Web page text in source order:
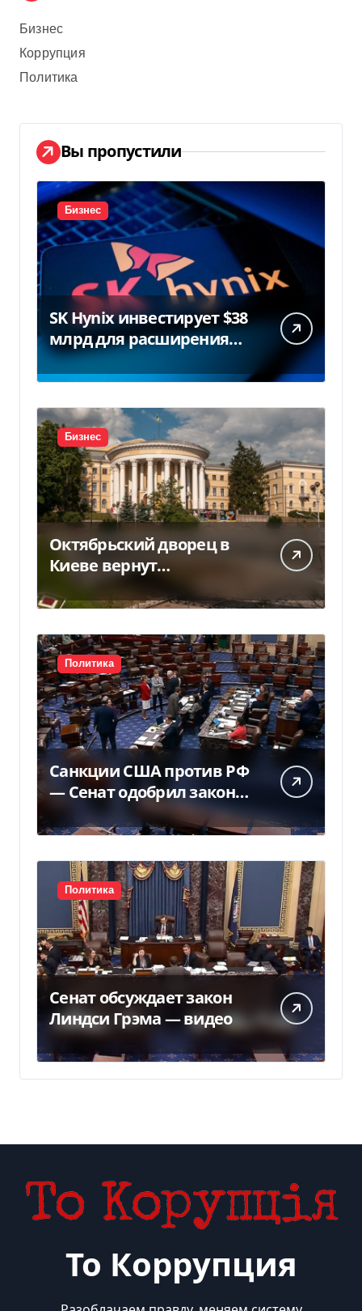
Бизнес
Коррупция
Политика
Вы пропустили
Бизнес
SK Hynix инвестирует $38
млрд для расширения
заводов в Южной Корее
Бизнес
Октябрьский дворец в
Киеве вернут
государству — решение
суда — Delo.ua
Политика
Санкции США против РФ
— Сенат одобрил закон
Грема — Фокус
Политика
Сенат обсуждает закон
Линдси Грэма — видео
То Коррупция